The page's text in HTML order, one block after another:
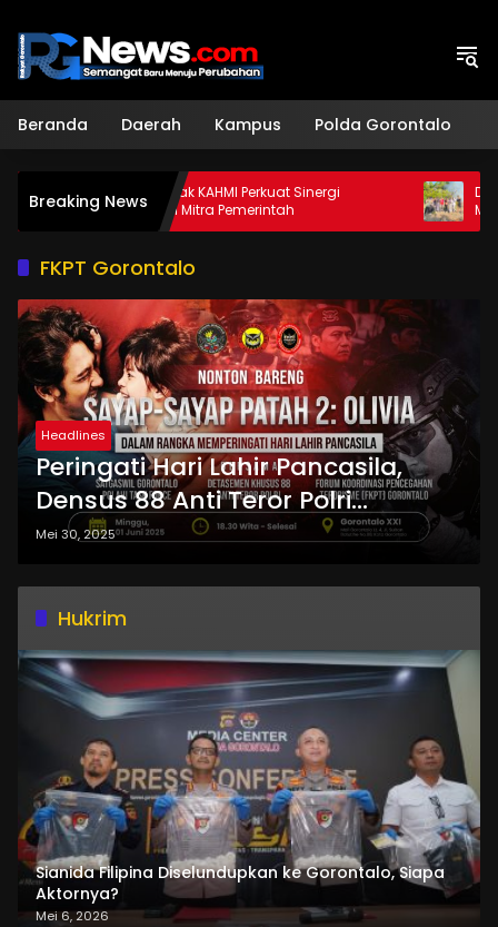
konten
Beranda Daerah Kampus Polda Gorontalo
Breaking News
Sekda Ajak KAHMI Perkuat Sinergi
Sebagai Mitra Pemerintah
Dukung
Mahasiswa
Apotek
FKPT Gorontalo
Headlines
Peringati Hari Lahir Pancasila,
Densus 88 Anti Teror Polri
Satgaswil dan FKPT Gorontalo
Mei 30, 2025
Hukrim
Sianida Filipina Diselundupkan ke Gorontalo, Siapa
Aktornya?
Mei 6, 2026